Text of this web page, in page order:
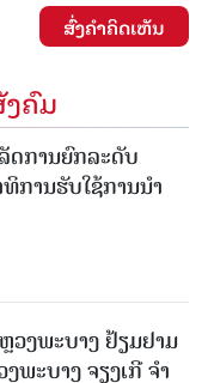
ສົ່ງຄໍາຄິດເຫັນ
ຄົມ
ດການຍົກລະດັບ
ການຮັບໃຊ້ການນໍາ
ວງພະບາງ ຢ້ຽມ​ຢາມ
ພະບາງ ຈຽງເກີ ຈໍາ